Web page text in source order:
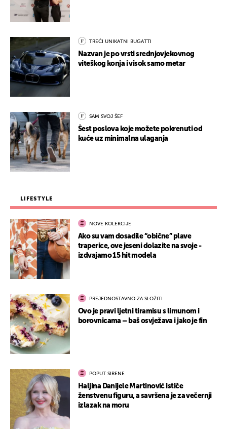
TREĆI UNIKATNI BUGATTI
Nazvan je po vrsti srednjovjekovnog
viteškog konja i visok samo metar
SAM SVOJ ŠEF
Šest poslova koje možete pokrenuti od
kuće uz minimalna ulaganja
LIFESTYLE
NOVE KOLEKCIJE
Ako su vam dosadile “obične” plave
traperice, ove jeseni dolazite na svoje -
izdvajamo 15 hit modela
PREJEDNOSTAVNO ZA SLOŽITI
Ovo je pravi ljetni tiramisu s limunom i
borovnicama – baš osvježava i jako je fin
POPUT SIRENE
Haljina Danijele Martinović ističe
ženstvenu figuru, a savršena je za večernji
izlazak na moru